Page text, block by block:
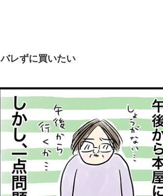
バレずに買いたい